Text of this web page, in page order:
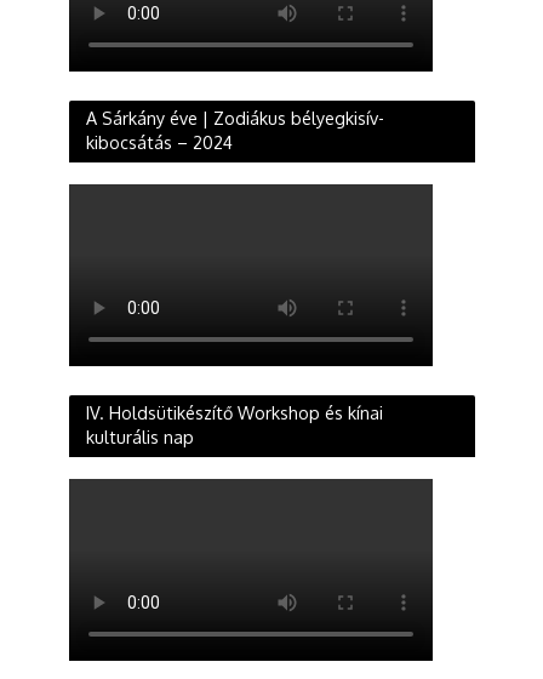
A Sárkány éve | Zodiákus bélyegkisív-
kibocsátás – 2024
IV. Holdsütikészítő Workshop és kínai
kulturális nap